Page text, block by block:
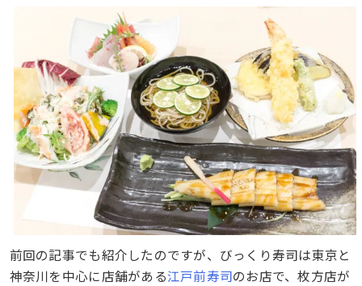
前回の記事でも紹介したのですが、びっくり寿司は東京と
神奈川を中心に店舗がある江戸前寿司のお店で、枚方店が